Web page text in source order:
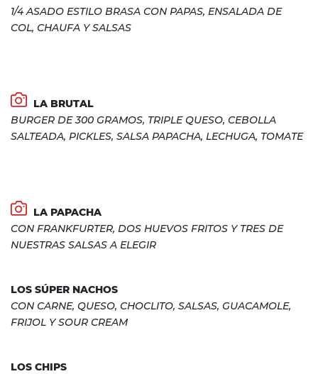
1/4 ASADO ESTILO BRASA CON PAPAS, ENSALADA DE
COL, CHAUFA Y SALSAS
LA BRUTAL
BURGER DE 300 GRAMOS, TRIPLE QUESO, CEBOLLA
SALTEADA, PICKLES, SALSA PAPACHA, LECHUGA, TOMATE
LA PAPACHA
CON FRANKFURTER, DOS HUEVOS FRITOS Y TRES DE
NUESTRAS SALSAS A ELEGIR
LOS SÚPER NACHOS
CON CARNE, QUESO, CHOCLITO, SALSAS, GUACAMOLE,
FRIJOL Y SOUR CREAM
LOS CHIPS